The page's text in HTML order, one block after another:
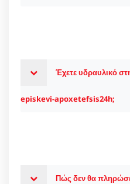
Έχετε υδραυλικό
episkevi-apoxetefsis24h;
Πώς δεν θα